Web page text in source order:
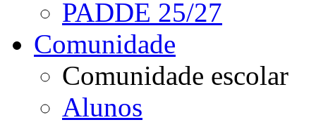
PADDE 25/27
Comunidade
Comunidade escolar
Alunos